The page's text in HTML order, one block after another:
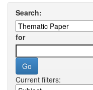
Search:
for
Current filters: